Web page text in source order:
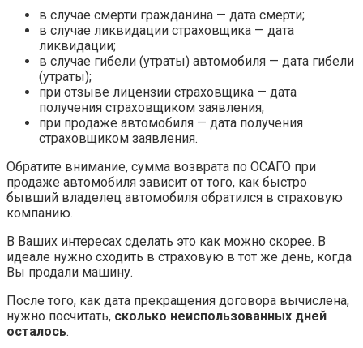
в случае смерти гражданина — дата смерти;
в случае ликвидации страховщика — дата
ликвидации;
в случае гибели (утраты) автомобиля — дата гибели
(утраты);
при отзыве лицензии страховщика — дата
получения страховщиком заявления;
при продаже автомобиля — дата получения
страховщиком заявления.
Обратите внимание, сумма возврата по ОСАГО при
продаже автомобиля зависит от того, как быстро
бывший владелец автомобиля обратился в страховую
компанию.
В Ваших интересах сделать это как можно скорее. В
идеале нужно сходить в страховую в тот же день, когда
Вы продали машину.
После того, как дата прекращения договора вычислена,
нужно посчитать, сколько неиспользованных дней
осталось.